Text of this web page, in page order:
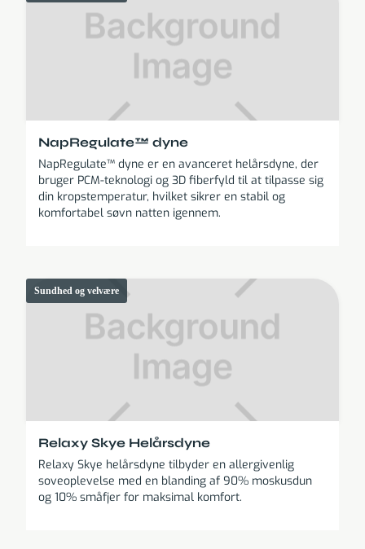
NapRegulate™ dyne
NapRegulate™ dyne er en avanceret helårsdyne, der
bruger PCM-teknologi og 3D fiberfyld til at tilpasse sig
din kropstemperatur, hvilket sikrer en stabil og
komfortabel søvn natten igennem.
Relaxy Skye Helårsdyne
Relaxy Skye helårsdyne tilbyder en allergivenlig
soveoplevelse med en blanding af 90% moskusdun
og 10% småfjer for maksimal komfort.
Sundhed og velvære